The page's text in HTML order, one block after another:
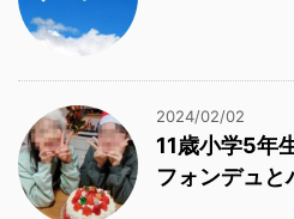
2024/02/02
11歳小学5年
フォンデュ